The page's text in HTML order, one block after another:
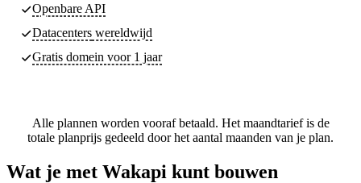
Openbare API
Datacenters wereldwijd
Gratis domein voor 1 jaar
Alle plannen worden vooraf betaald. Het maandtarief is de
totale planprijs gedeeld door het aantal maanden van je plan.
Wat je met Wakapi kunt bouwen